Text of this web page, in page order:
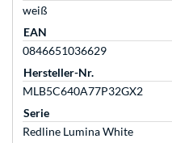
weiß
EAN
0846651036629
Hersteller-Nr.
MLB5C640A77P32GX2
Serie
Redline Lumina White